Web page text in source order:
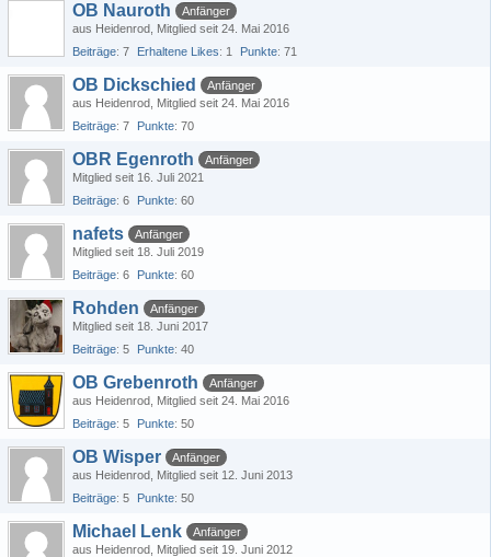
OB Nauroth
Anfänger
aus Heidenrod Mitglied seit 24. Mai 2016
Beiträge 7 Erhaltene Likes 1 Punkte 71
OB Dickschied
Anfänger
aus Heidenrod Mitglied seit 24. Mai 2016
Beiträge 7 Punkte 70
OBR Egenroth
Anfänger
Mitglied seit 16. Juli 2021
Beiträge 6 Punkte 60
nafets
Anfänger
Mitglied seit 18. Juli 2019
Beiträge 6 Punkte 60
Rohden
Anfänger
Mitglied seit 18. Juni 2017
Beiträge 5 Punkte 40
OB Grebenroth
Anfänger
aus Heidenrod Mitglied seit 24. Mai 2016
Beiträge 5 Punkte 50
OB Wisper
Anfänger
aus Heidenrod Mitglied seit 12. Juni 2013
Beiträge 5 Punkte 50
Michael Lenk
Anfänger
aus Heidenrod Mitglied seit 19. Juni 2012